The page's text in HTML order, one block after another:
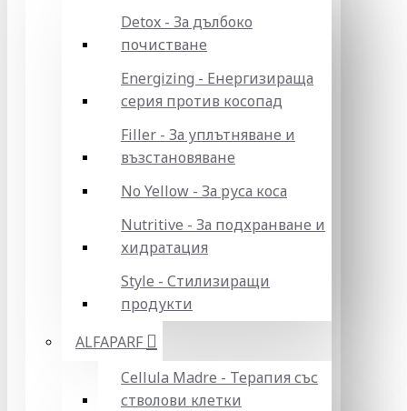
Detox - За дълбоко
почистване
Energizing - Енергизираща
серия против косопад
Filler - За уплътняване и
възстановяване
No Yellow - За руса коса
Nutritive - За подхранване и
хидратация
Style - Стилизиращи
продукти
ALFAPARF
Cellula Madre - Терапия със
стволови клетки